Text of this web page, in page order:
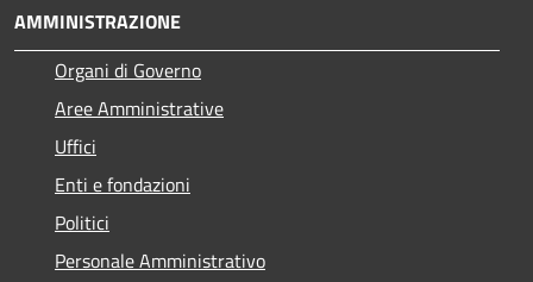
AMMINISTRAZIONE
Organi di Governo
Aree Amministrative
Uffici
Enti e fondazioni
Politici
Personale Amministrativo